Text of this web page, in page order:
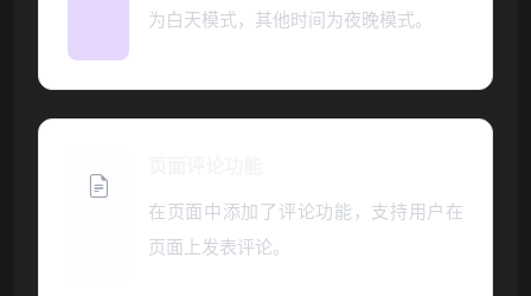
为白天模式，其他时间为夜晚模式。
在页面中添加了评论功能，支持用户在
页面上发表评论。